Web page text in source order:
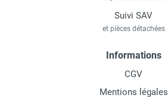
Suivi SAV
et pièces détachées
Informations
CGV
Mentions légales